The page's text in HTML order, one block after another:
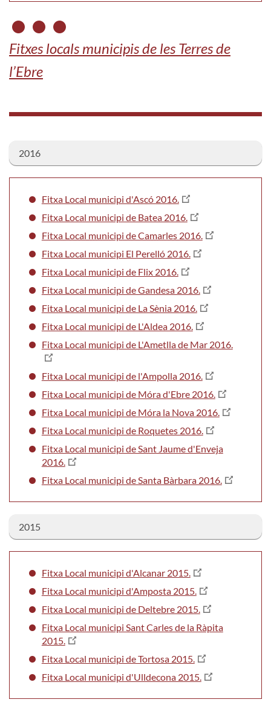
Fitxes locals municipis de les Terres de
l’Ebre
2016
Fitxa Local municipi d'Ascó 2016.
Fitxa Local municipi de Batea 2016.
Fitxa Local municipi de Camarles 2016.
Fitxa Local municipi El Perelló 2016.
Fitxa Local municipi de Flix 2016.
Fitxa Local municipi de Gandesa 2016.
Fitxa Local municipi de La Sènia 2016.
Fitxa Local municipi de L'Aldea 2016.
Fitxa Local municipi de L'Ametlla de Mar 2016.
Fitxa Local municipi de l'Ampolla 2016.
Fitxa Local municipi de Móra d'Ebre 2016.
Fitxa Local municipi de Móra la Nova 2016.
Fitxa Local municipi de Roquetes 2016.
Fitxa Local municipi de Sant Jaume d'Enveja
2016.
Fitxa Local municipi de Santa Bàrbara 2016.
2015
Fitxa Local municipi d'Alcanar 2015.
Fitxa Local municipi d'Amposta 2015.
Fitxa Local municipi de Deltebre 2015.
Fitxa Local municipi Sant Carles de la Ràpita
2015.
Fitxa Local municipi de Tortosa 2015.
Fitxa Local municipi d'Ulldecona 2015.